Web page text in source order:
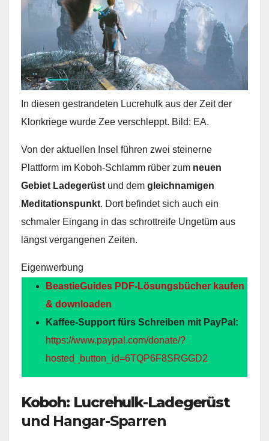
In diesen gestrandeten Lucrehulk aus der Zeit der
Klonkriege wurde Zee verschleppt. Bild: EA.
Von der aktuellen Insel führen zwei steinerne
Plattform im Koboh-Schlamm rüber zum neuen
Gebiet Ladegerüstund dem gleichnamigen
Meditationspunkt. Dort befindet sich auch ein
schmaler Eingang in das schrottreife Ungetüm aus
längst vergangenen Zeiten.
Eigenwerbung
BeastieGuides PDF-Lösungsbücher kaufen
& downloaden
Kaffee-Support fürs Schreiben mit PayPal:
https://www.paypal.com/donate/?
hosted_button_id=6TQP6F8SRGGD2
Koboh: Lucrehulk-Ladegerüst
und Hangar-Sparren